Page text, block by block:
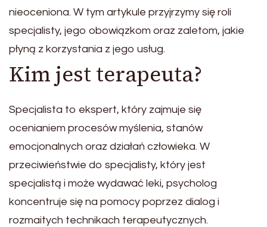
nieoceniona. W tym artykule przyjrzymy się roli
specjalisty, jego obowiązkom oraz zaletom, jakie
płyną z korzystania z jego usług.
Kim jest terapeuta?
Specjalista to ekspert, który zajmuje się
ocenianiem procesów myślenia, stanów
emocjonalnych oraz działań człowieka. W
przeciwieństwie do specjalisty, który jest
specjalistą i może wydawać leki, psycholog
koncentruje się na pomocy poprzez dialog i
rozmaitych technikach terapeutycznych.